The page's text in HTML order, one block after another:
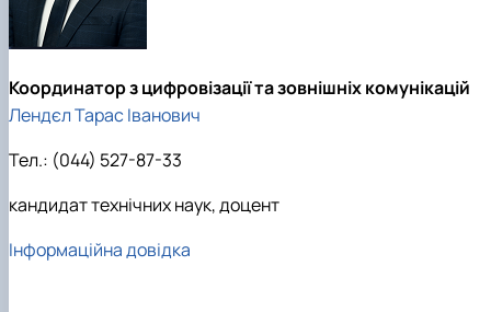
Координатор з цифровізації та зовнішніх комунікацій
Лендєл Тарас Іванович
Тел.: (044) 527-87-33
кандидат технічних наук, доцент
Інформаційна довідка